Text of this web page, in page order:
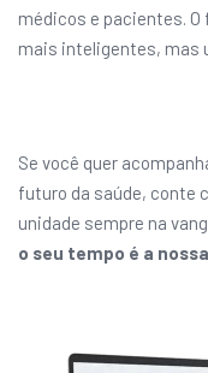
médicos e pacientes.
mais inteligentes, mas
Se você quer
futuro da saúde, conte
unidade sempre na
o seu tempo é a